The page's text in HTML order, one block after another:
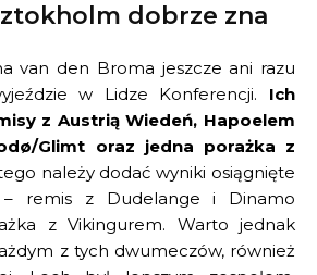
dobrze zna
van den Broma jeszcze ani razu
w Lidze Konferencji. Ich
z Austrią Wiedeń, Hapoelem
Glimt oraz jedna porażka z
należy dodać wyniki osiągnięte
– remis z Dudelange i Dinamo
z Vikingurem. Warto jednak
z tych dwumeczów, również